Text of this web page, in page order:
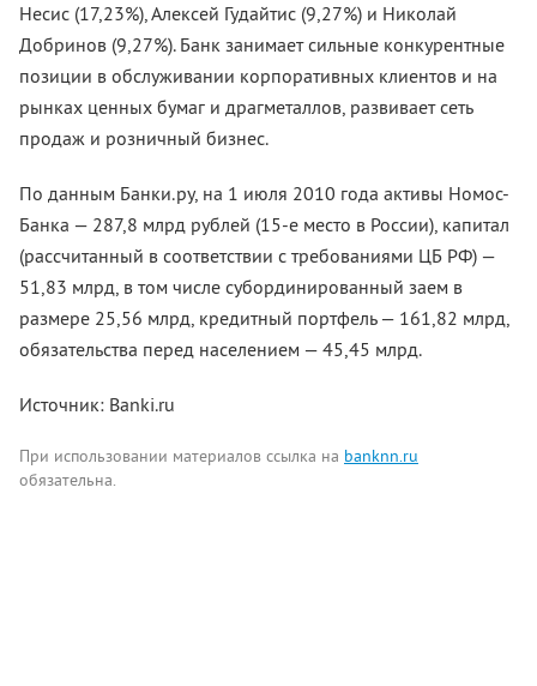
Несис (17,23%), Алексей Гудайтис (9,27%) и Николай
Добринов (9,27%). Банк занимает сильные конкурентные
позиции в обслуживании корпоративных клиентов и на
рынках ценных бумаг и драгметаллов, развивает сеть
продаж и розничный бизнес.
По данным Банки.ру, на 1 июля 2010 года активы Номос-
Банка — 287,8 млрд рублей (15-е место в России), капитал
(рассчитанный в соответствии с требованиями ЦБ РФ) —
51,83 млрд, в том числе субординированный заем в
размере 25,56 млрд, кредитный портфель — 161,82 млрд,
обязательства перед населением — 45,45 млрд.
Источник: Banki.ru
При использовании материалов ссылка на banknn.ru
обязательна.